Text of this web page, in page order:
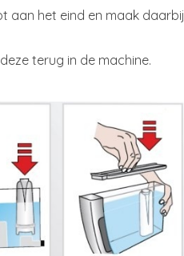
aan het eind en maak daarbij
terug in de machine.